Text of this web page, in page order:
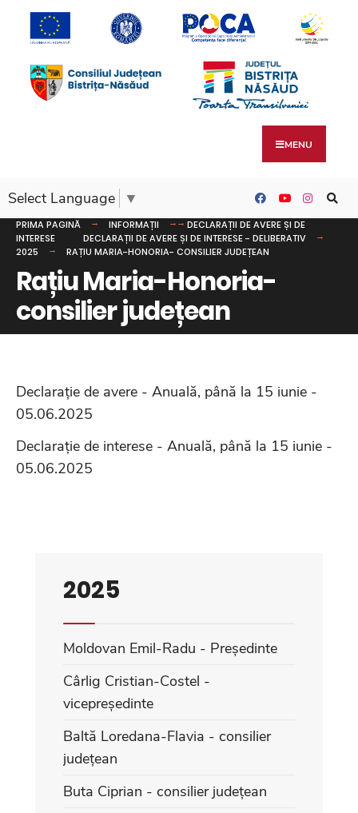
MENU
Select Language ▼
PRIMA PAGINĂ INFORMAȚII
DECLARAȚII DE AVERE ȘI DE
INTERESE
DECLARAȚII DE AVERE ȘI DE INTERESE - DELIBERATIV
2025
RAȚIU MARIA-HONORIA- CONSILIER JUDEȚEAN
Rațiu Maria-Honoria-
consilier județean
Declarație de avere - Anuală, până la 15 iunie -
05.06.2025
Declarație de interese - Anuală, până la 15 iunie -
05.06.2025
2025
Moldovan Emil-Radu - Președinte
Cârlig Cristian-Costel -
vicepreședinte
Baltă Loredana-Flavia - consilier
județean
Buta Ciprian - consilier județean